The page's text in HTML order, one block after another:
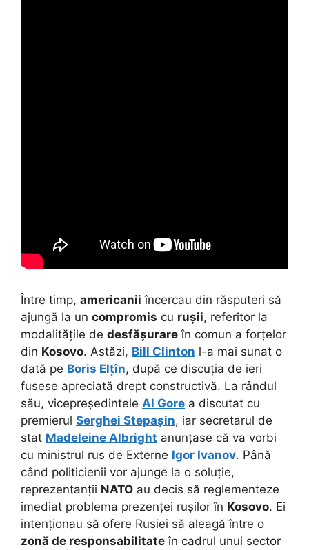
Între timp, americanii încercau din răsputeri să
ajungă la un compromis cu rușii, referitor la
modalitățile de desfășurare în comun a forțelor
din Kosovo. Astăzi, Bill Clinton l-a mai sunat o
dată pe Boris Elțîn, după ce discuția de ieri
fusese apreciată drept constructivă. La rândul
său, vicepreședintele Al Gore a discutat cu
premierul Serghei Stepașin, iar secretarul de
stat Madeleine Albright anunțase că va vorbi
cu ministrul rus de Externe Igor Ivanov. Până
când politicienii vor ajunge la o soluție,
reprezentanții NATO au decis să reglementeze
imediat problema prezenței rușilor în Kosovo. Ei
intenționau să ofere Rusiei să aleagă între o
zonă de responsabilitate în cadrul unui sector